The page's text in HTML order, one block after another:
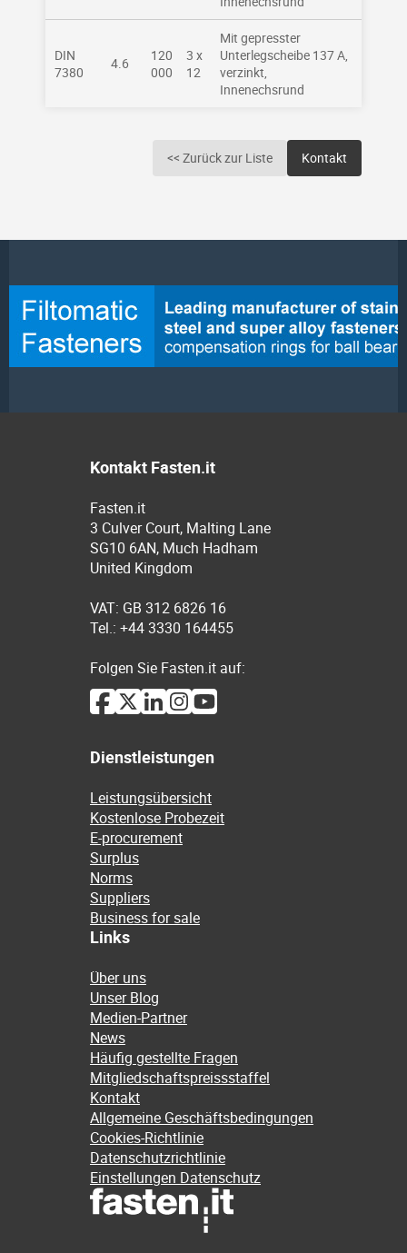
DIN
7380
4.6
120
000
3 x
12
Mit gepresster
Unterlegscheibe 137 A,
verzinkt,
Innenechsrund
<< Zurück zur Liste Kontakt
Kontakt Fasten.it
Fasten.it
3 Culver Court, Malting Lane
SG10 6AN, Much Hadham
United Kingdom
VAT: GB 312 6826 16
Tel.: +44 3330 164455
Folgen Sie Fasten.it auf:
Dienstleistungen
Leistungsübersicht
Kostenlose Probezeit
E-procurement
Surplus
Norms
Suppliers
Business for sale
Links
Über uns
Unser Blog
Medien-Partner
News
Häufig gestellte Fragen
Mitgliedschaftspreissstaffel
Kontakt
Allgemeine Geschäftsbedingungen
Cookies-Richtlinie
Datenschutzrichtlinie
Einstellungen Datenschutz